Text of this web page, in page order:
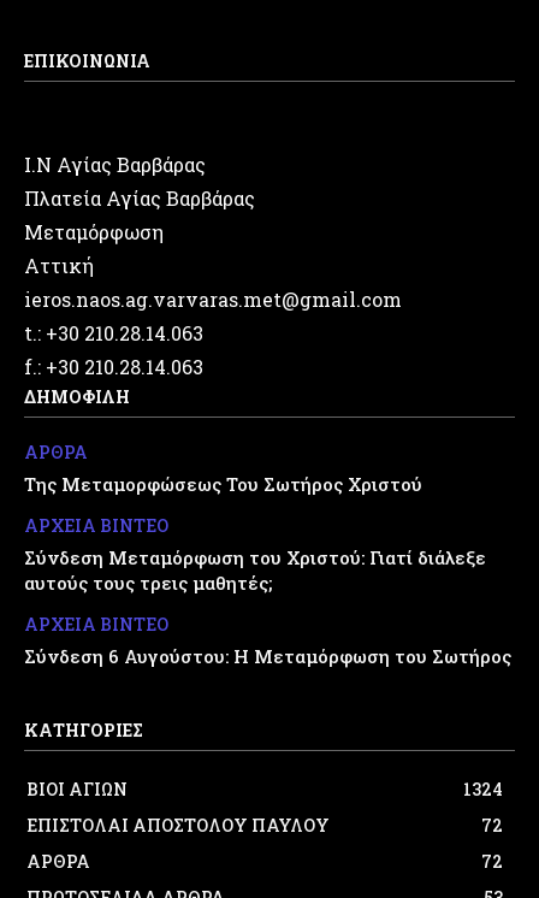
ΕΠΙΚΟΙΝΩΝΙΑ
Ι.Ν Αγίας Βαρβάρας
Πλατεία Αγίας Βαρβάρας
Μεταμόρφωση
Αττική
ieros.naos.ag.varvaras.met@gmail.com
t.: +30 210.28.14.063
f.: +30 210.28.14.063
ΔΗΜΟΦΙΛΗ
ΑΡΘΡΑ
Της Μεταμορφώσεως Του Σωτήρος Χριστού
ΑΡΧΕΙΑ ΒΙΝΤΕΟ
Σύνδεση Μεταμόρφωση του Χριστού: Γιατί διάλεξε
αυτούς τους τρεις μαθητές;
ΑΡΧΕΙΑ ΒΙΝΤΕΟ
Σύνδεση 6 Αυγούστου: Η Μεταμόρφωση του Σωτήρος
ΚΑΤΗΓΟΡΙΕΣ
ΒΙΟΙ ΑΓΙΩΝ
1324
ΕΠΙΣΤΟΛΑΙ ΑΠΟΣΤΟΛΟΥ ΠΑΥΛΟΥ
72
ΑΡΘΡΑ
72